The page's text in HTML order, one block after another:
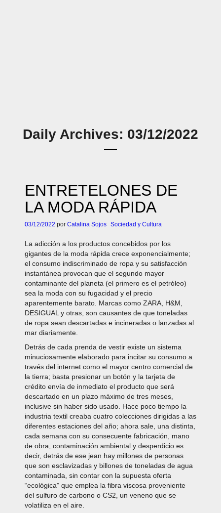
Daily Archives: 03/12/2022
ENTRETELONES DE
LA MODA RÁPIDA
03/12/2022 por Catalina Sojos Sociedad y Cultura
La adicción a los productos concebidos por los
gigantes de la moda rápida crece exponencialmente;
el consumo indiscriminado de ropa y su satisfacción
instantánea provocan que el segundo mayor
contaminante del planeta (el primero es el petróleo)
sea la moda con su fugacidad y el precio
aparentemente barato. Marcas como ZARA, H&M,
DESIGUAL y otras, son causantes de que toneladas
de ropa sean descartadas e incineradas o lanzadas al
mar diariamente.
Detrás de cada prenda de vestir existe un sistema
minuciosamente elaborado para incitar su consumo a
través del internet como el mayor centro comercial de
la tierra; basta presionar un botón y la tarjeta de
crédito envía de inmediato el producto que será
descartado en un plazo máximo de tres meses,
inclusive sin haber sido usado. Hace poco tiempo la
industria textil creaba cuatro colecciones dirigidas a las
diferentes estaciones del año; ahora sale, una distinta,
cada semana con su consecuente fabricación, mano
de obra, contaminación ambiental y desperdicio es
decir, detrás de ese jean hay millones de personas
que son esclavizadas y billones de toneladas de agua
contaminada, sin contar con la supuesta oferta
“ecológica” que emplea la fibra viscosa proveniente
del sulfuro de carbono o CS2, un veneno que se
volatiliza en el aire.